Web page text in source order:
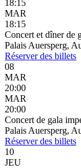
18:15
MAR
18:15
Concert et dîner de
Palais Auersperg,
Réserverdes billets
08
MAR
20:00
MAR
20:00
Concert de gala
Palais Auersperg,
Réserverdes billets
10
JEU